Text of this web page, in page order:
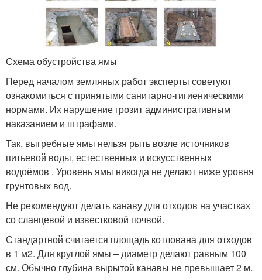
Схема обустройства ямы
Перед началом земляных работ эксперты советуют
ознакомиться с принятыми санитарно-гигиеническими
нормами. Их нарушение грозит административным
наказанием и штрафами.
Так, выгребные ямы нельзя рыть возле источников
питьевой воды, естественных и искусственных
водоёмов . Уровень ямы никогда не делают ниже уровня
грунтовых вод.
Не рекомендуют делать канаву для отходов на участках
со сланцевой и известковой почвой.
Стандартной считается площадь котлована для отходов
в 1 м2. Для круглой ямы – диаметр делают равным 100
см. Обычно глубина вырытой канавы не превышает 2 м.